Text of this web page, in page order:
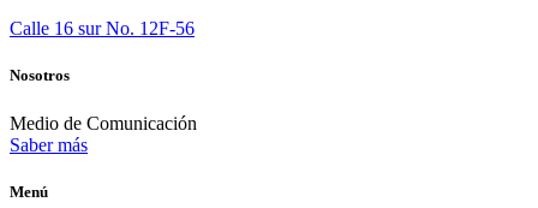
Calle 16 sur No. 12F-56
Nosotros
Medio de Comunicación
Saber más
Menú